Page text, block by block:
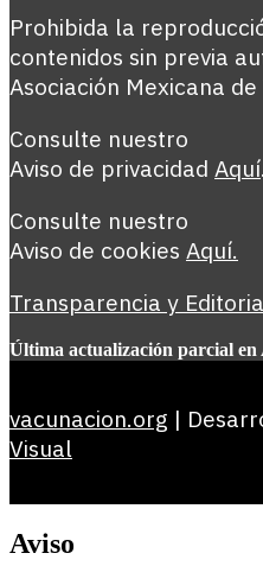
Prohibida la
contenidos sin previa
Asociación Mexicana
Consulte nuestro
Aviso de privacidad Aquí.
Consulte nuestro
Aviso de cookies Aquí.
Transparencia y
Última actualización parcial en
vacunacion.org |
Visual
Aviso